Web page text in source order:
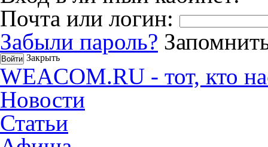
Почта или логин:
Забыли пароль?
Закрыть
WEACOM.RU - тот, кто
Новости
Статьи